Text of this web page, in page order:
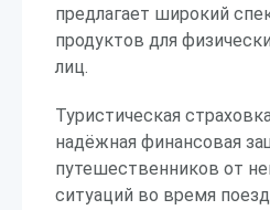
предлагает широкий
продуктов для
лиц.
Туристическая
надёжная финансовая
путешественников от
ситуаций во время